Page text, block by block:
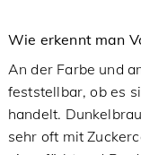
Wie erkennt man
An der Farbe und
feststellbar, ob es
handelt.
sehr oft mit